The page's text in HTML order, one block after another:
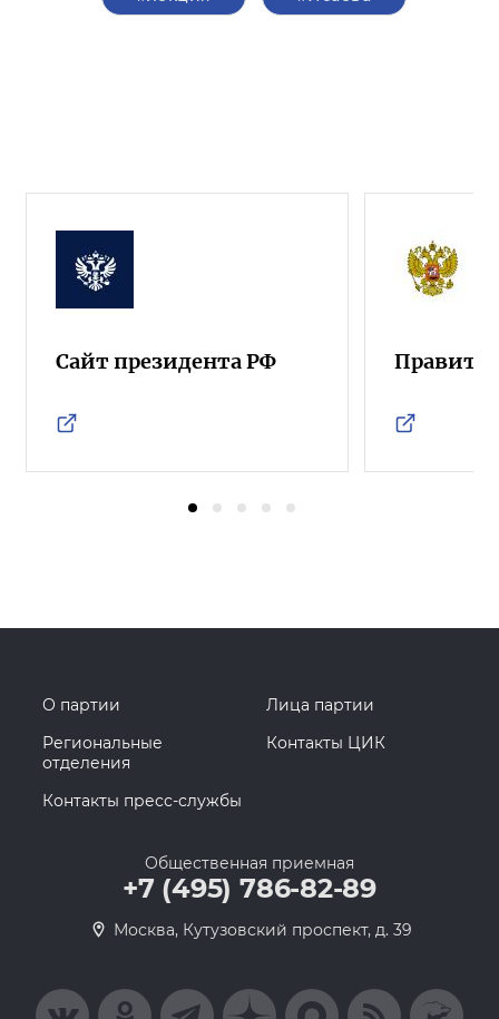
Сайт президента РФ
О партии
Лица партии
Региональные
отделения
Контакты ЦИК
Контакты пресс-службы
Общественная приемная
+7 (495) 786-82-89
Москва, Кутузовский проспект, д. 39